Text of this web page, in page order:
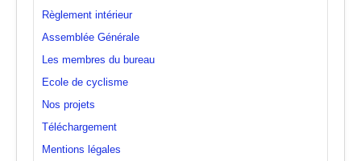
Règlement intérieur
Assemblée Générale
Les membres du bureau
Ecole de cyclisme
Nos projets
Téléchargement
Mentions légales